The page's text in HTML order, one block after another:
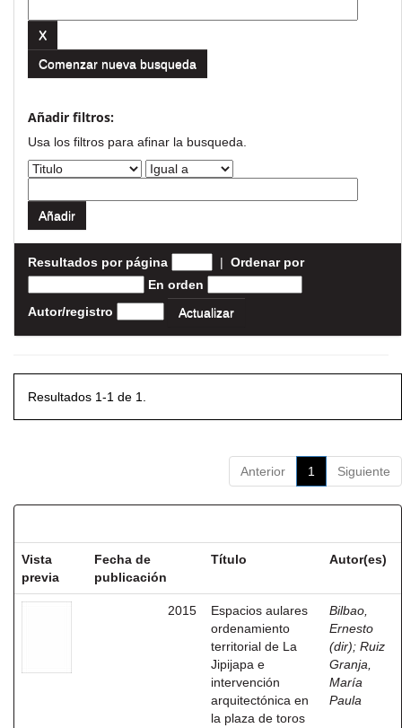
Comenzar nueva busqueda
Añadir filtros:
Usa los filtros para afinar la busqueda.
Resultados por página | Ordenar por
En orden
Autor/registro
Resultados 1-1 de 1.
Anterior 1 Siguiente
Vista
previa
Fecha de
publicación
Título Autor(es)
2015
Espacios aulares
ordenamiento
territorial de La
Jipijapa e
intervención
arquitectónica en
la plaza de toros
Bilbao,
Ernesto
(dir); Ruiz
Granja,
María
Paula